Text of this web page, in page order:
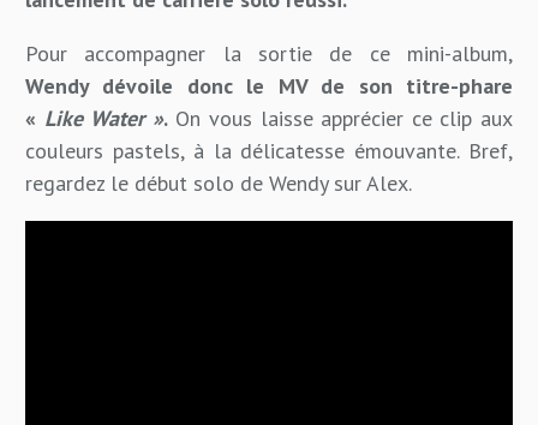
Pour accompagner la sortie de ce mini-album,
Wendy dévoile donc le MV de son titre-phare
« Like Water ».On vous laisse apprécier ce clip aux
couleurs pastels, à la délicatesse émouvante. Bref,
regardez le début solo de Wendy sur Alex.